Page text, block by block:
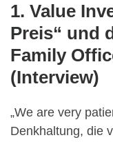
1. Value
Preis“ und
Family
(Interview)
„We are very
Denkhaltung, die